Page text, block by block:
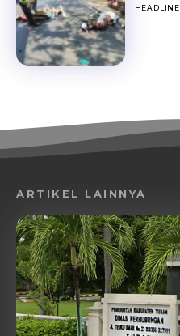
HEADLINE
ARTIKEL LAINNYA